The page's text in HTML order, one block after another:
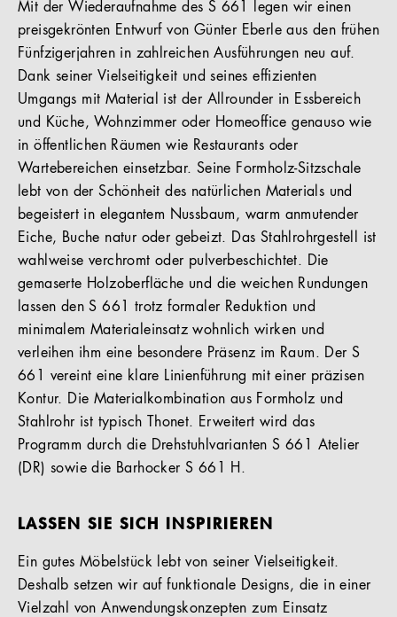
Mit der Wiederaufnahme des S 661 legen wir einen
preisgekrönten Entwurf von Günter Eberle aus den frühen
Fünfzigerjahren in zahlreichen Ausführungen neu auf.
Dank seiner Vielseitigkeit und seines effizienten
Umgangs mit Material ist der Allrounder in Essbereich
und Küche, Wohnzimmer oder Homeoffice genauso wie
in öffentlichen Räumen wie Restaurants oder
Wartebereichen einsetzbar. Seine Formholz-Sitzschale
lebt von der Schönheit des natürlichen Materials und
begeistert in elegantem Nussbaum, warm anmutender
Eiche, Buche natur oder gebeizt. Das Stahlrohrgestell ist
wahlweise verchromt oder pulverbeschichtet. Die
gemaserte Holzoberfläche und die weichen Rundungen
lassen den S 661 trotz formaler Reduktion und
minimalem Materialeinsatz wohnlich wirken und
verleihen ihm eine besondere Präsenz im Raum. Der S
661 vereint eine klare Linienführung mit einer präzisen
Kontur. Die Materialkombination aus Formholz und
Stahlrohr ist typisch Thonet. Erweitert wird das
Programm durch die Drehstuhlvarianten S 661 Atelier
(DR) sowie die Barhocker S 661 H.
LASSEN SIE SICH INSPIRIEREN
Ein gutes Möbelstück lebt von seiner Vielseitigkeit.
Deshalb setzen wir auf funktionale Designs, die in einer
Vielzahl von Anwendungskonzepten zum Einsatz